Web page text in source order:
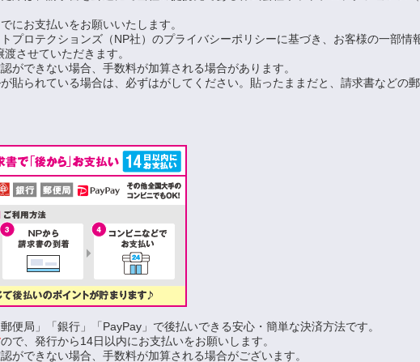
にお支払いをお願いいたします。
プロテクションズ（NP社）のプライバシーポリシーに基づき、お客様の一部情
させていただきます。
ができない場合、手数料が加算される場合があります。
貼られている場合は、必ずはがしてください。貼ったままだと、請求書などの
便局」「銀行」「PayPay」で後払いできる安心・簡単な決済方法です。
ので、発行から14日以内にお支払いをお願いします。
ができない場合、手数料が加算される場合がございます。